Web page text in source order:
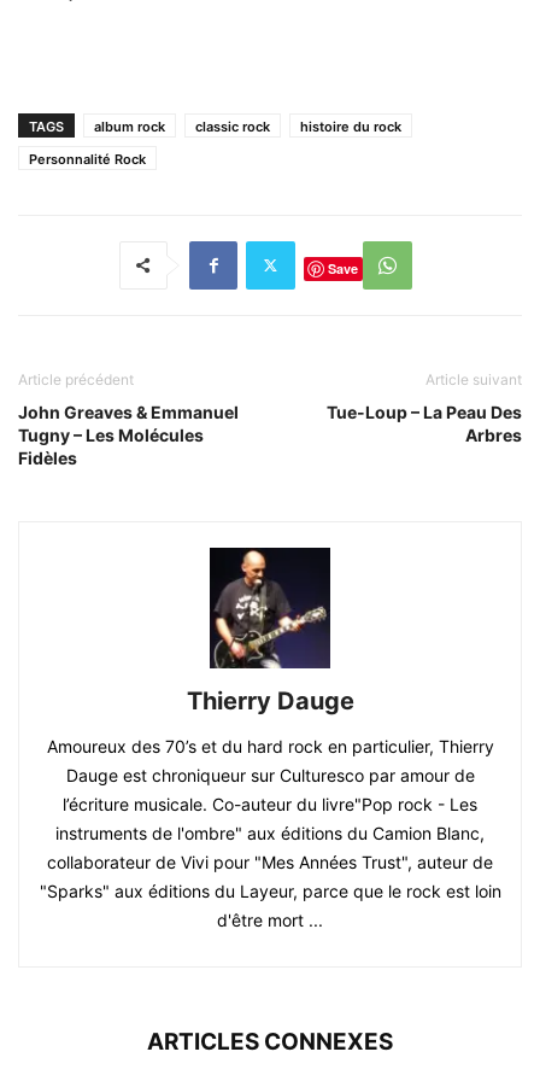
TAGS album rock classic rock
histoire du rock
Personnalité Rock
Save
Article précédent
John Greaves & Emmanuel
Tugny – Les Molécules
Fidèles
Article suivant
Tue-Loup – La Peau Des
Arbres
Thierry Dauge
Amoureux des 70’s et du hard rock en particulier, Thierry
Dauge est chroniqueur sur Culturesco par amour de
l’écriture musicale. Co-auteur du livre"Pop rock - Les
instruments de l'ombre" aux éditions du Camion Blanc,
collaborateur de Vivi pour "Mes Années Trust", auteur de
"Sparks" aux éditions du Layeur, parce que le rock est loin
d'être mort ...
ARTICLES CONNEXES